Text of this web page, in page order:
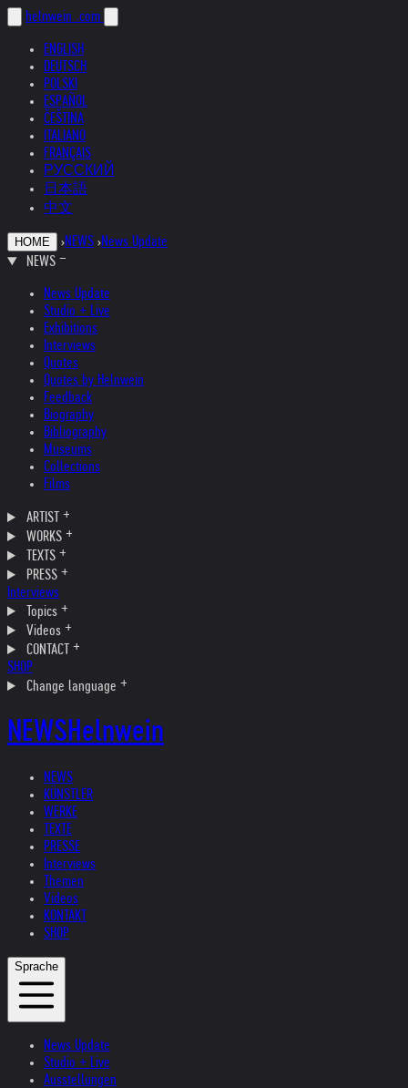
helnwein .com
ENGLISH
DEUTSCH
POLSKI
ESPAÑOL
ČEŠTINA
ITALIANO
FRANÇAIS
РУССКИЙ
日本語
中文
HOME ›NEWS ›News Update
NEWS
News Update
Studio + Live
Exhibitions
Interviews
Quotes
Quotes by Helnwein
Feedback
Biography
Bibliography
Museums
Collections
Films
ARTIST
WORKS
TEXTS
PRESS
Interviews
Topics
Videos
CONTACT
SHOP
Change language
NEWSHelnwein
NEWS
KÜNSTLER
WERKE
TEXTE
PRESSE
Interviews
Themen
Videos
KONTAKT
SHOP
Sprache
News Update
Studio + Live
Ausstellungen